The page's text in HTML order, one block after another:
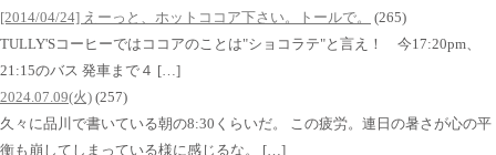
[2014/04/24] えーっと、ホットココア下さい。トールで。
(265)
TULLY'Sコーヒーではココアのことは"ショコラテ"と言え！ 今17:20pm、
21:15のバス 発車まで４ […]
2024.07.09(火) (257)
久々に品川で書いている朝の8:30くらいだ。 この疲労。連日の暑さが心の平
衡も崩してしまっている様に感じるな。 […]